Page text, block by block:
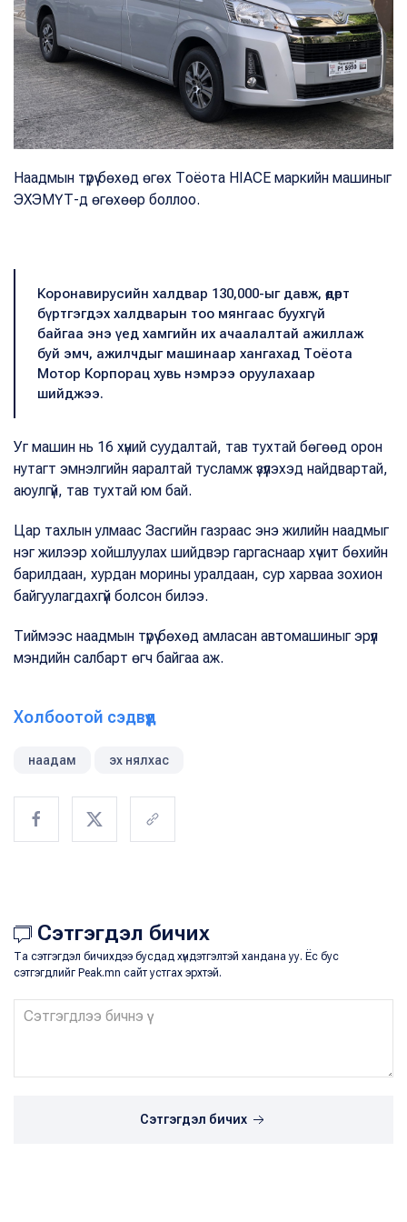
Наадмын түрүү бөхөд өгөх Тоёота HIACE маркийн машиныг
ЭХЭМҮТ-д өгөхөөр боллоо.
Коронавирусийн халдвар 130,000-ыг давж, өдөрт
бүртгэгдэх халдварын тоо мянгаас буухгүй
байгаа энэ үед хамгийн их ачаалалтай ажиллаж
буй эмч, ажилчдыг машинаар хангахад Тоёота
Мотор Корпорац хувь нэмрээ оруулахаар
шийджээ.
Уг машин нь 16 хүний суудалтай, тав тухтай бөгөөд орон
нутагт эмнэлгийн яаралтай тусламж үзүүлэхэд найдвартай,
аюулгүй, тав тухтай юм бай.
Цар тахлын улмаас Засгийн газраас энэ жилийн наадмыг
нэг жилээр хойшлуулах шийдвэр гаргаснаар хүчит бөхийн
барилдаан, хурдан морины уралдаан, сур харваа зохион
байгуулагдахгүй болсон билээ.
Тиймээс наадмын түрүү бөхөд амласан автомашиныг эрүүл
мэндийн салбарт өгч байгаа аж.
Холбоотой сэдвүүд
наадам эх нялхас
Сэтгэгдэл бичих
Та сэтгэгдэл бичихдээ бусдад хүндэтгэлтэй хандана уу. Ёс бус
сэтгэгдлийг Peak.mn сайт устгах эрхтэй.
Сэтгэгдэл бичих